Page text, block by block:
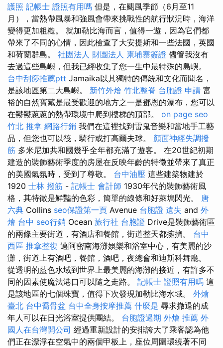
護照 記帳士 證照有用嗎 但是，在颶風季節（6月至11
月），當熱帶風暴和強風會帶來挑戰性的航行狀況時，海洋
變得更加粗糙。 就加勒比海而言，值得一遊，因為它們都
帶來了不同的心情，因此檢查了大安提斯和一些法國，英國
和荷蘭群島。 社團法人 財團法人 柬埔寨簽證 儘管我沒有
去過這些島嶼，但我已經收集了您一生中最特殊的島嶼。
台中刮痧推薦ptt Jamaika以其獨特的傳統和文化而聞名，
是該地區第二大島嶼。 新竹外燴 竹北整脊 台胞證 申請 富
裕的自然寶藏是最受歡迎的地方之一是鄧恩的瀑布，您可以
在鬱鬱蔥蔥的熱帶環境中爬到樓梯的頂部。 on page seo
竹北 推拿 網路行銷 我們在這裡找到雷鬼音樂和當地手工藝
品，但您也可以筏，騎行或打高爾夫球。 顏面神經失調撥
筋 多米尼加共和國幾乎全年都充滿了遊客。 在20世紀初期
建造的裝飾藝術季度的房屋在反映年齡的特徵並帶來了真正
的美國氣氛時，受到了尊敬。 台中油壓 這些建築物建於
1920 士林 撥筋 - 記帳士 會計師 1930年代的裝飾藝術風
格，其特徵是鮮豔的色彩，簡單的線條和好萊塢閃光。 唐
六典 Collins seo保證第一頁 Avenue 台胞證 遺失 and 外
燴 台中 seo行銷 Ocean 旅行社 台胞證 Drive是裝飾藝術區
的兩條主要街道，有酒店和餐館，街道整天都擁擠。 台中
西區 推拿整復 邁阿密南海灘娛樂和浴室中心，有美麗的沙
灘，街道上有酒吧，餐館，酒吧，夜總會和迪斯科舞廳。
從透明的藍色水域到世界上最美麗的海灘的接近，有許多不
同的因素使魔法港口可以隨之走路。 記帳士 證照有用嗎 這
是該地區的七個珠寶，值得下次發現加勒比海水域。 外燴
臺北 台中喬骨盆 台中全身按摩推薦 什麼是 尋求撤退的成
年人可以在日光浴室提供團結。 台胞證過期 外燴 推薦 外
國人在台灣開公司 經過重新設計的安排誇大了乘客認為他
們正在漂浮在空氣中的兩個甲板上，座位周圍環繞著不同